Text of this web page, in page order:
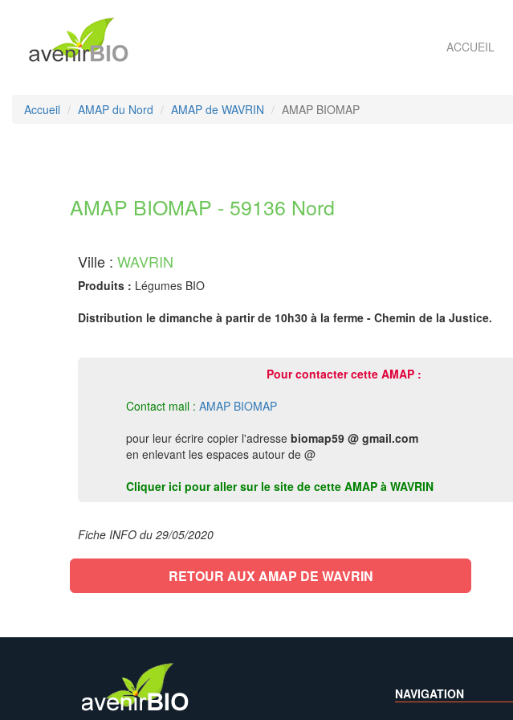
ACCUEIL
Accueil AMAP du Nord AMAP de WAVRIN AMAP BIOMAP
AMAP BIOMAP - 59136 Nord
Ville : WAVRIN
Produits : Légumes BIO
Distribution le dimanche à partir de 10h30 à la ferme - Chemin de la Justice.
Pour contacter cette AMAP :
Contact mail : AMAP BIOMAP
pour leur écrire copier l'adresse biomap59 @ gmail.com
en enlevant les espaces autour de @
Cliquer ici pour aller sur le site de cette AMAP à WAVRIN
Fiche INFO du 29/05/2020
RETOUR AUX AMAP DE WAVRIN
NAVIGATION